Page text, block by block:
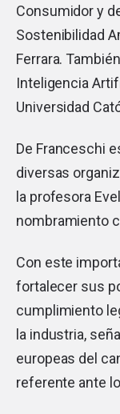
Consumidor y
Sostenibilidad
Ferrara.
Inteligencia
Universidad
De Franceschi
diversas
la profesora
nombramiento
Con este
fortalecer sus
cumplimiento
la industria,
europeas del
referente ante